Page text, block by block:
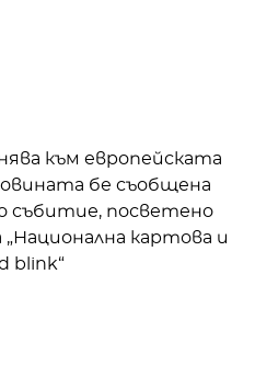
към европейската
бе съобщена
събитие, посветено
картова и
blink“